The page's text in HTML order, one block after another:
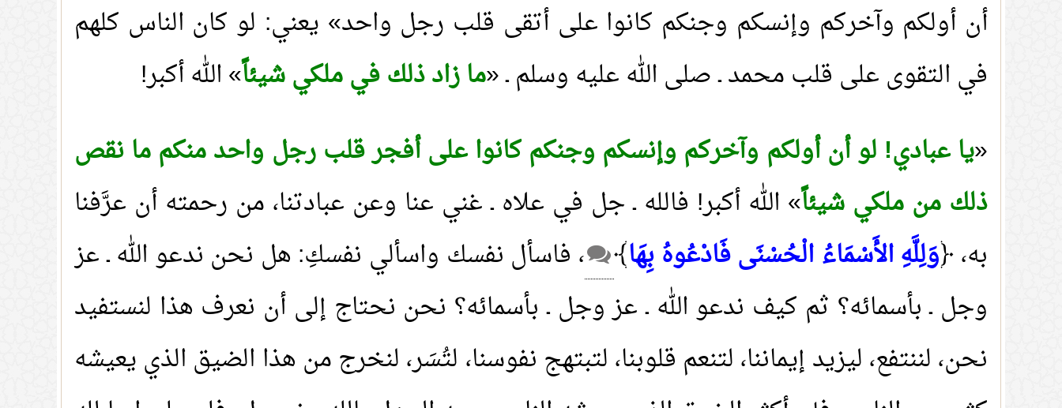
أن أولكم وآخركم وإنسكم وجنكم كانوا على أتقى قلب رجل واحد» يعني: لو كان الناس كلهم
في التقوى على قلب محمد ـ صلى الله عليه وسلم ـ «ما زاد ذلك في ملكي شيئاً» الله أكبر!
«يا عبادي! لو أن أولكم وآخركم وإنسكم وجنكم كانوا على أفجر قلب رجل واحد منكم ما نقص
ذلك من ملكي شيئاً» الله أكبر! فالله ـ جل في علاه ـ غني عنا وعن عبادتنا، من رحمته أن عرَّفنا
به، ﴿وَلِلَّهِ الأَسْمَاءُ الْحُسْنَى فَادْعُوهُ بِهَا﴾
، فاسأل نفسك واسألي نفسكِ: هل نحن ندعو الله ـ عز
وجل ـ بأسمائه؟ ثم كيف ندعو الله ـ عز وجل ـ بأسمائه؟ نحن نحتاج إلى أن نعرف هذا لنستفيد
نحن، لننتفع، ليزيد إيماننا، لتنعم قلوبنا، لتبتهج نفوسنا، لتُسَر، لنخرج من هذا الضيق الذي يعيشه